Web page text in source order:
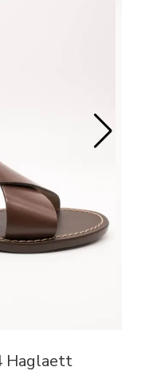
Haglaett